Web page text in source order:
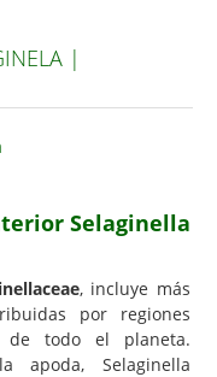
|
Selaginella
, incluye más
por regiones
de todo el planeta.
apoda, Selaginella